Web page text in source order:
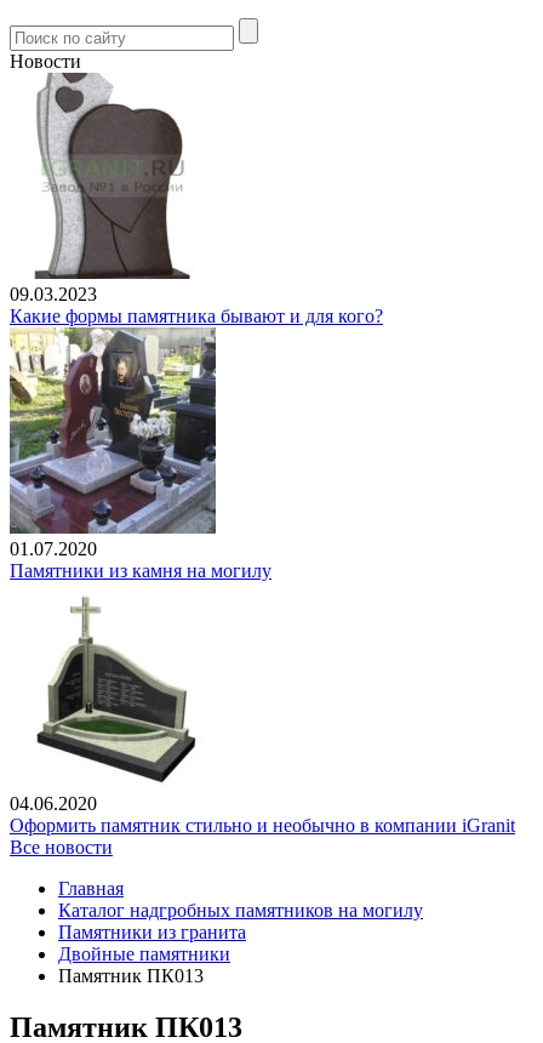
Новости
09.03.2023
Какие формы памятника бывают и для кого?
01.07.2020
Памятники из камня на могилу
04.06.2020
Оформить памятник стильно и необычно в компании iGranit
Все новости
Главная
Каталог надгробных памятников на могилу
Памятники из гранита
Двойные памятники
Памятник ПК013
Памятник ПК013